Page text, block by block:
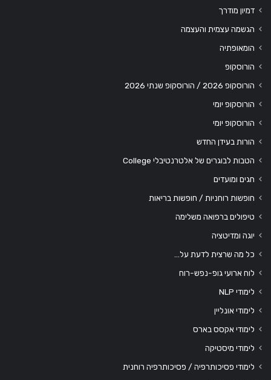
דמיון מודרך
הגשמה עצמית והעצמה
הומאופתיה
הורוסקופ
הורוסקופ 2026 / הורוסקופ שנתי 2026
הורוסקופ יומי
הורוסקופ יומי
הורות בעידן החדש
הטבות לבוגרים של אלטרנטיבלי College
חגים ומועדים
חופשות רוחניות / חופשות בריאות
טיפולים ברפואה משלימה
יוגה ומדיטציה
כל מה שרצית לדעת על…
לוח ארועי גופ-נפש-רוח
לימודי NLP
לימודי אונליין
לימודי אקסס בארס
לימודי מיסטיקה
לימודי פסיכותרפיה / פסיכותרפיה רוחנית